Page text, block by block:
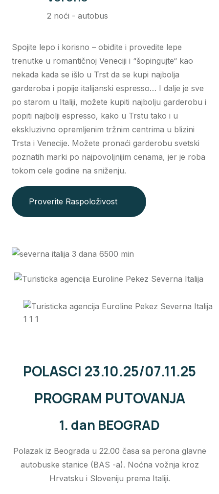
2 noći - autobus
Spojite lepo i korisno – obiđite i provedite lepe
trenutke u romantičnoj Veneciji i “šopingujte“ kao
nekada kada se išlo u Trst da se kupi najbolja
garderoba i popije italijanski espresso… I dalje je sve
po starom u Italiji, možete kupiti najbolju garderobu i
popiti najbolji espresso, kako u Trstu tako i u
ekskluzivno opremljenim tržnim centrima u blizini
Trsta i Venecije. Možete pronaći garderobu svetski
poznatih marki po najpovoljnijim cenama, jer je roba
tokom cele godine na sniženju.
Proverite Raspoloživost
POLASCI 23.10.25/07.11.25
PROGRAM PUTOVANJA
1. dan BEOGRAD
Polazak iz Beograda u 22.00 časa sa perona glavne
autobuske stanice (BAS -a). Noćna vožnja kroz
Hrvatsku i Sloveniju prema Italiji.